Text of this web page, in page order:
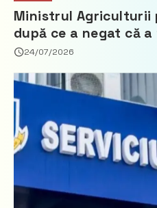
Ministrul Agriculturii
după ce a negat că
Partidul Democrat
24/07/2026